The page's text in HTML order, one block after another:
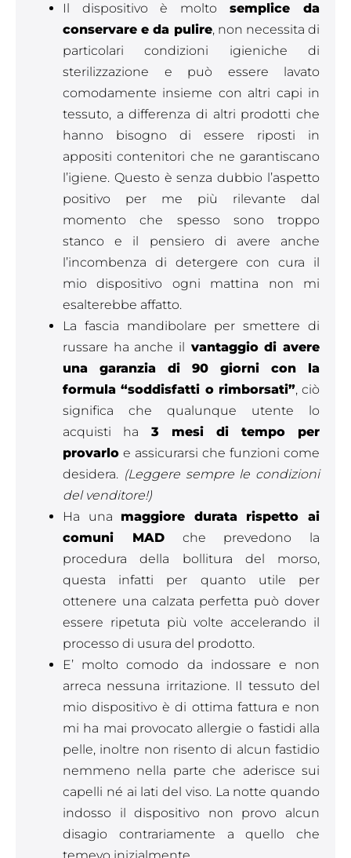
Il dispositivo è molto semplice da
conservare e da pulire, non necessita di
particolari condizioni igieniche di
sterilizzazione e può essere lavato
comodamente insieme con altri capi in
tessuto, a differenza di altri prodotti che
hanno bisogno di essere riposti in
appositi contenitori che ne garantiscano
l’igiene. Questo è senza dubbio l’aspetto
positivo per me più rilevante dal
momento che spesso sono troppo
stanco e il pensiero di avere anche
l’incombenza di detergere con cura il
mio dispositivo ogni mattina non mi
esalterebbe affatto.
La fascia mandibolare per smettere di
russare ha anche il vantaggio di avere
una garanzia di 90 giorni con la
formula “soddisfatti o rimborsati”, ciò
significa che qualunque utente lo
acquisti ha 3 mesi di tempo per
provarlo e assicurarsi che funzioni come
desidera. (Leggere sempre le condizioni
del venditore!)
Ha una maggiore durata rispetto ai
comuni MADche prevedono la
procedura della bollitura del morso,
questa infatti per quanto utile per
ottenere una calzata perfetta può dover
essere ripetuta più volte accelerando il
processo di usura del prodotto.
E’ molto comodo da indossare e non
arreca nessuna irritazione. Il tessuto del
mio dispositivo è di ottima fattura e non
mi ha mai provocato allergie o fastidi alla
pelle, inoltre non risento di alcun fastidio
nemmeno nella parte che aderisce sui
capelli né ai lati del viso. La notte quando
indosso il dispositivo non provo alcun
disagio contrariamente a quello che